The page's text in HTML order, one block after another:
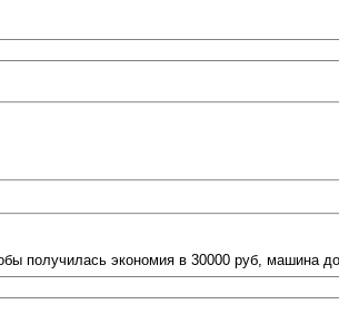
получилась экономия в 30000 руб, машина